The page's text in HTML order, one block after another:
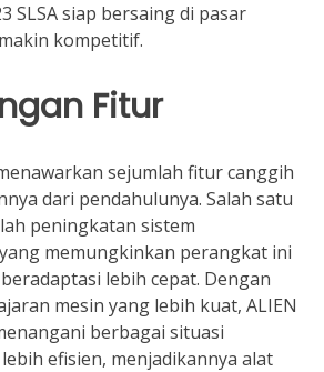
SLSA siap bersaing di pasar
kompetitif.
Fitur
sejumlah fitur canggih
dari pendahulunya. Salah satu
peningkatan sistem
memungkinkan perangkat ini
lebih cepat. Dengan
mesin yang lebih kuat, ALIEN
berbagai situasi
efisien, menjadikannya alat